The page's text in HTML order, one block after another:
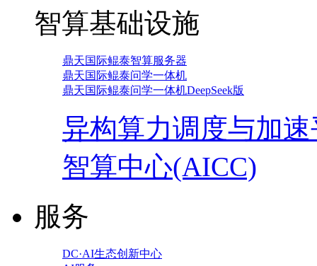
智算基础设施
鼎天国际鲲泰智算服务器
鼎天国际鲲泰问学一体机
鼎天国际鲲泰问学一体机DeepSeek版
异构算力调度与加
智算中心(AICC)
服务
DC·AI生态创新中心